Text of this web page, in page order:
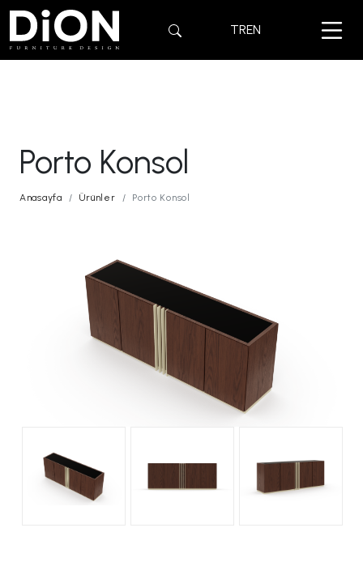
TREN
Porto Konsol
Anasayfa Ürünler Porto Konsol